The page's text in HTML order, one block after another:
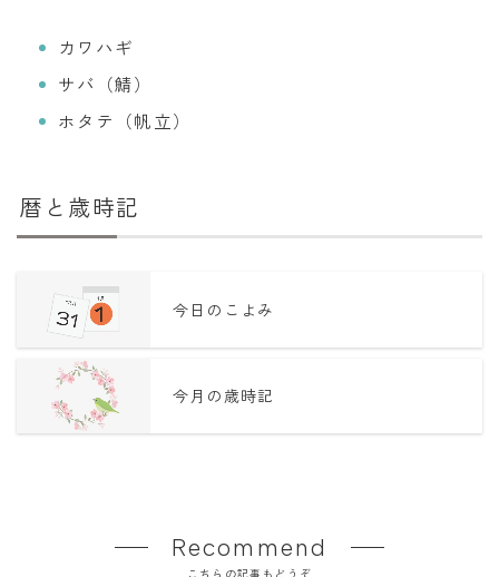
カワハギ
サバ（鯖）
ホタテ（帆立）
暦と歳時記
今日のこよみ
今月の歳時記
Recommend